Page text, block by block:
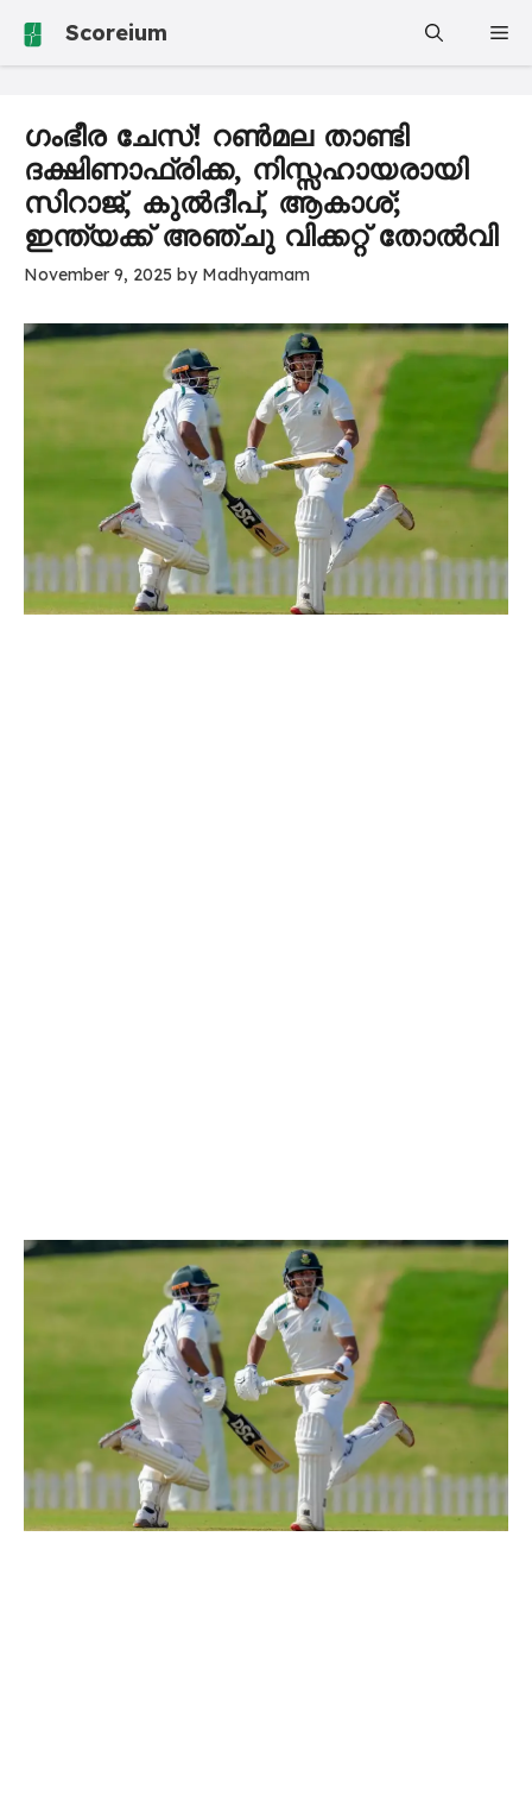
Scoreium
ഗംഭീര ചേസ്! റൺമല താണ്ടി
ദക്ഷിണാഫ്രിക്ക, നിസ്സഹായരായി
സിറാജ്, കുൽദീപ്, ആകാശ്;
ഇന്ത്യക്ക് അഞ്ചു വിക്കറ്റ് തോൽവി
November 9, 2025 by Madhyamam